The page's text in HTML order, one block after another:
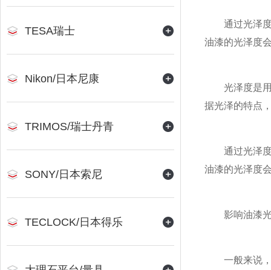
TESA瑞士
Nikon/日本尼康
TRIMOS/瑞士丹青
SONY/日本索尼
TECLOCK/日本得乐
通过光泽度
油漆的光泽度
光泽度是用
据光泽的特点
通过光泽度
油漆的光泽度
影响油漆光
一般来说，